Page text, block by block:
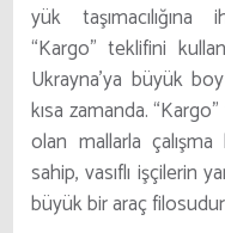
yük taşımacılığına
“Kargo” teklifini
Ukrayna’ya büyük boy
kısa zamanda.
olan mallarla
sahip, vasıflı işçilerin
büyük bir araç